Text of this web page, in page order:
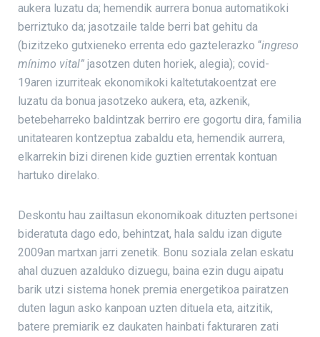
aukera luzatu da; hemendik aurrera bonua automatikoki
berriztuko da; jasotzaile talde berri bat gehitu da
(bizitzeko gutxieneko errenta edo gaztelerazko “ingreso
mínimo vital” jasotzen duten horiek, alegia); covid-
19aren izurriteak ekonomikoki kaltetutakoentzat ere
luzatu da bonua jasotzeko aukera, eta, azkenik,
betebeharreko baldintzak berriro ere gogortu dira, familia
unitatearen kontzeptua zabaldu eta, hemendik aurrera,
elkarrekin bizi direnen kide guztien errentak kontuan
hartuko direlako.
Deskontu hau zailtasun ekonomikoak dituzten pertsonei
bideratuta dago edo, behintzat, hala saldu izan digute
2009an martxan jarri zenetik. Bonu soziala zelan eskatu
ahal duzuen azalduko dizuegu, baina ezin dugu aipatu
barik utzi sistema honek premia energetikoa pairatzen
duten lagun asko kanpoan uzten dituela eta, aitzitik,
batere premiarik ez daukaten hainbati fakturaren zati